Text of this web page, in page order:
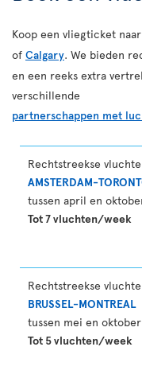
Koop een vliegticket naar
of Calgary. We bieden
en een reeks extra
verschillende
partnerschappen met
Rechtstreekse
AMSTERDAM-
tussen april en
Tot 7 vluchten/week
Rechtstreekse
BRUSSEL-MONTREAL
tussen mei en oktober
Tot 5 vluchten/week